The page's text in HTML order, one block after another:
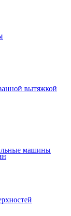
вытяжкой
машины